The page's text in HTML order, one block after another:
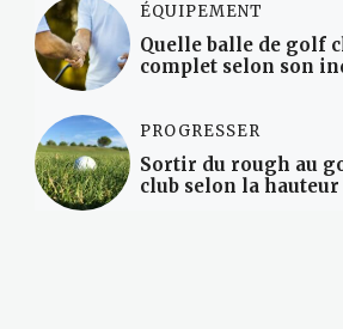
ÉQUIPEMENT
Quelle balle de golf
complet selon son
PROGRESSER
Sortir du rough au
club selon la hauteur